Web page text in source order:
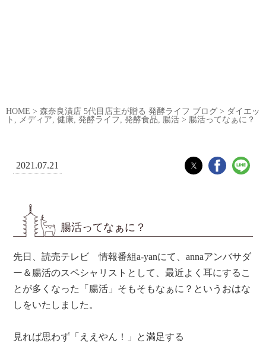
HOME > 森奈良漬店 5代目店主が贈る 発酵ライフ ブログ > ダイエッ
ト , メディア, 健康, 発酵ライフ , 発酵食品, 腸活 > 腸活ってなぁに？
2021.07.21
腸活ってなぁに？
先日、読売テレビ 情報番組a-yanにて、annaアンバサダ
ー＆腸活のスペシャリストとして、最近よく耳にするこ
とが多くなった「腸活」そもそもなぁに？というおはな
しをいたしました。
見れば思わず「ええやん！」と満足する